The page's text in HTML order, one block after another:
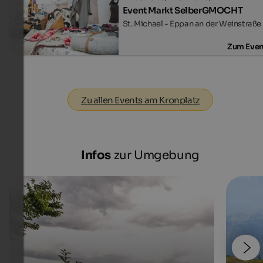
Event Markt SelberGMOCHT
St. Michael - Eppan an der Weinstraße
Zum
Zu allen Events am Kronplatz
Infos zur Umgebung